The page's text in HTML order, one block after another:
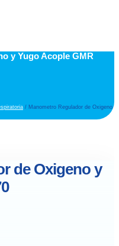
y Yugo Acople GMR
/ Manometro Regulador de Oxigeno
de Oxigeno y